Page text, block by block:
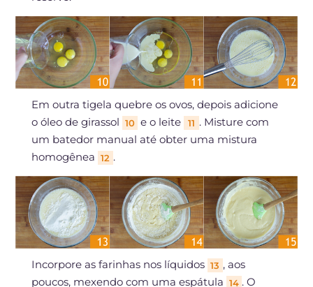
Em outra tigela quebre os ovos, depois adicione
o óleo de girassol 10 e o leite 11 . Misture com
um batedor manual até obter uma mistura
homogênea 12 .
Incorpore as farinhas nos líquidos 13 , aos
poucos, mexendo com uma espátula 14 . O